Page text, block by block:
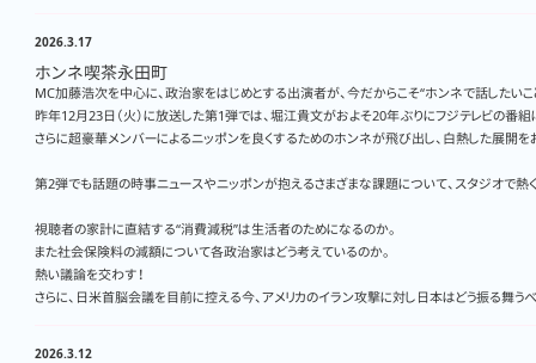
2026.3.17
ホンネ喫茶永田町
MC加藤浩次を中心に、政治家をはじめとする出演者が、今だからこそ“ホンネで話したい
昨年12月23日（火）に放送した第1弾では、堀江貴文がおよそ20年ぶりにフジテレビの番組
さらに超豪華メンバーによるニッポンを良くするためのホンネが飛び出し、白熱した展開を
第2弾でも話題の時事ニュースやニッポンが抱えるさまざまな課題について、スタジオで熱く
視聴者の家計に直結する“消費減税”は生活者のためになるのか。
また社会保険料の減額について各政治家はどう考えているのか。
熱い議論を交わす！
さらに、日米首脳会議を目前に控える今、アメリカのイラン攻撃に対し日本はどう振る舞
2026.3.12